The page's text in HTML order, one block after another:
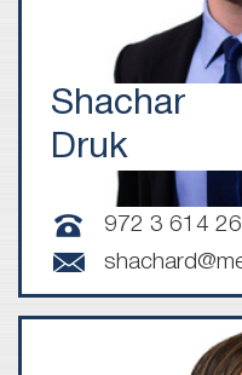
Shachar
Druk
972 3 614